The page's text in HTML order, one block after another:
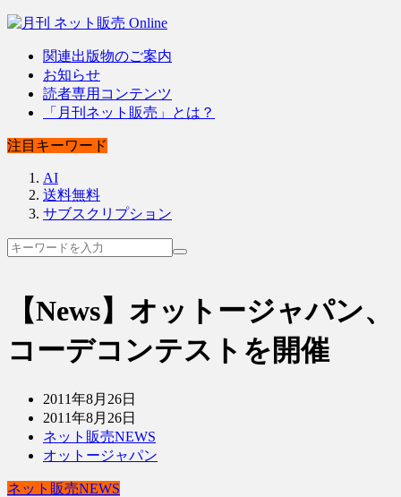
関連出版物のご案内
お知らせ
読者専用コンテンツ
「月刊ネット販売」とは？
注目キーワード
AI
送料無料
サブスクリプション
【News】オットージャパン、
コーデコンテストを開催
2011年8月26日
2011年8月26日
ネット販売NEWS
オットージャパン
ネット販売NEWS